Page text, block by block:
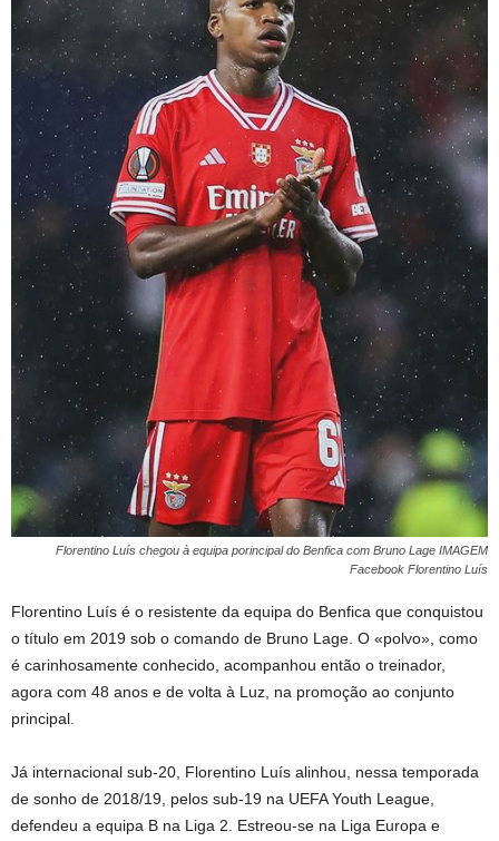
Florentino Luís chegou à equipa porincipal do Benfica com Bruno Lage IMAGEM
Facebook Florentino Luís
Florentino Luís é o resistente da equipa do Benfica que conquistou
o título em 2019 sob o comando de Bruno Lage. O «polvo», como
é carinhosamente conhecido, acompanhou então o treinador,
agora com 48 anos e de volta à Luz, na promoção ao conjunto
principal.
Já internacional sub-20, Florentino Luís alinhou, nessa temporada
de sonho de 2018/19, pelos sub-19 na UEFA Youth League,
defendeu a equipa B na Liga 2. Estreou-se na Liga Europa e